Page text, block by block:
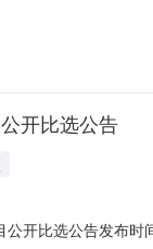
。二、发包人：广
开比选公告
开比选公告发布